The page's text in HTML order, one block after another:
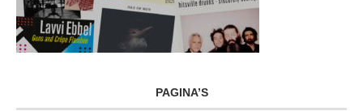
PAGINA’S